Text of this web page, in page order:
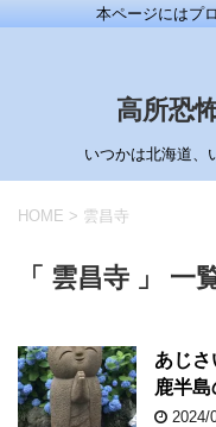
本ページにはプ
高所恐
いつかは北海道
HOME > 雲昌寺
「 雲昌寺 」 一
あじ
鹿半
2024/